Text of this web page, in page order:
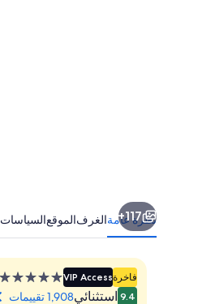
117+
نظرة عامةالغرفالموقعالسياسات
فاخرةVIP Accessمنشأة
فندقية
9.4 استثنائي1,908 تقييمات